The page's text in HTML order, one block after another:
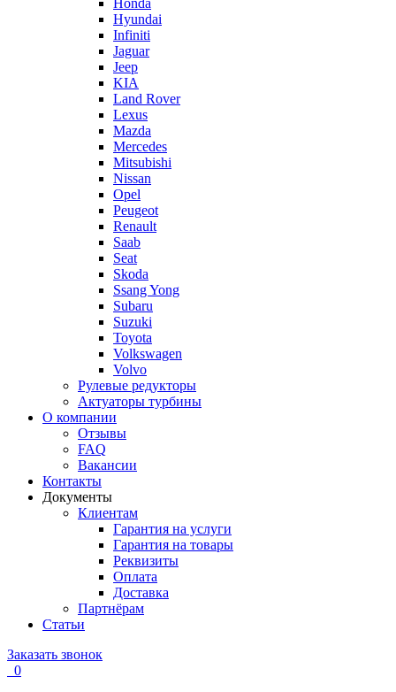
Honda
Hyundai
Infiniti
Jaguar
Jeep
KIA
Land Rover
Lexus
Mazda
Mercedes
Mitsubishi
Nissan
Opel
Peugeot
Renault
Saab
Seat
Skoda
Ssang Yong
Subaru
Suzuki
Toyota
Volkswagen
Volvo
Рулевые редукторы
Актуаторы турбины
О компании
Отзывы
FAQ
Вакансии
Контакты
Документы
Клиентам
Гарантия на услуги
Гарантия на товары
Реквизиты
Оплата
Доставка
Партнёрам
Статьи
Заказать звонок
0